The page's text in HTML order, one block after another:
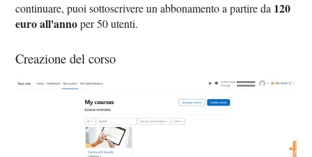
continuare, puoi sottoscrivere un abbonamento a partire da 120
euro all'annoper 50 utenti.
Creazione del corso